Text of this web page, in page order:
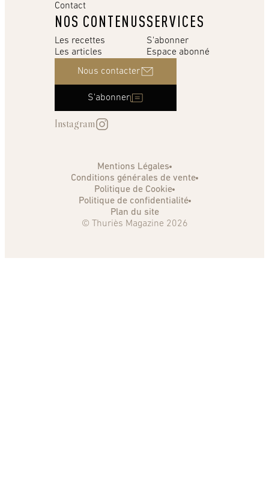
Contact
NOS CONTENUS
Les recettes
Les articles
SERVICES
S'abonner
Espace abonné
Nous contacter
S'abonner
Instagram
Mentions Légales
Conditions générales de vente
Politique de Cookie
Politique de confidentialité
Plan du site
© Thuriès Magazine 2026